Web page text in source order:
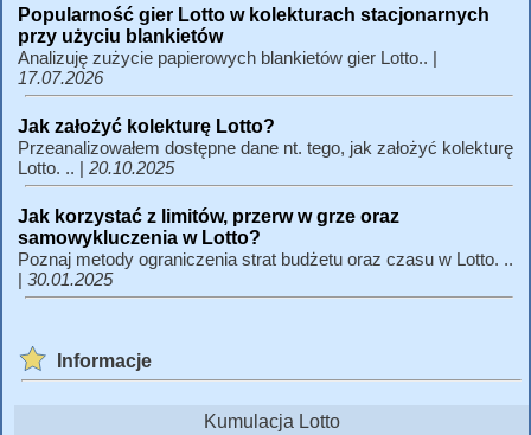
Popularność gier Lotto w kolekturach stacjonarnych
przy użyciu blankietów
Analizuję zużycie papierowych blankietów gier Lotto.. |
17.07.2026
Jak założyć kolekturę Lotto?
Przeanalizowałem dostępne dane nt. tego, jak założyć kolekturę
Lotto. .. | 20.10.2025
Jak korzystać z limitów, przerw w grze oraz
samowykluczenia w Lotto?
Poznaj metody ograniczenia strat budżetu oraz czasu w Lotto. ..
| 30.01.2025
Informacje
Kumulacja Lotto